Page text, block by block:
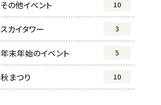
その他イベント 10
スカイタワー 3
年末年始のイベント 5
秋まつり 10